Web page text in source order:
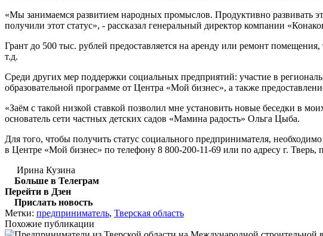
«Мы занимаемся развитием народных промыслов. Продуктивно развивать
получили этот статус», - рассказал генеральный директор компании
Грант до 500 тыс. рублей предоставляется на аренду или ремонт
т.д.
Среди других мер поддержки социальных предприятий: участие в
образовательной программе от Центра «Мой бизнес», а также
«Заём с такой низкой ставкой позволил мне установить новые беседки в
основатель сети частных детских садов «Мамина радость» Ольга Цыба.
Для того, чтобы получить статус социального предпринимателя,
в Центре «Мой бизнес» по телефону 8 800-200-11-69 или по адресу г. Тверь,
Ирина Кузина
Больше в Телеграм
Перейти в Дзен
Прислать новость
Метки: предприниматель, Тверская область
Похожие публикации